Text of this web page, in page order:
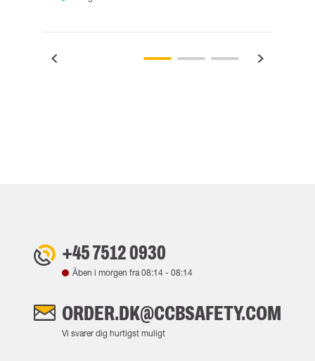
+45 7512 0930
Åben i morgen fra08:14 - 08:14
ORDER.DK@CCBSAFETY.COM
Vi svarer dig hurtigst muligt